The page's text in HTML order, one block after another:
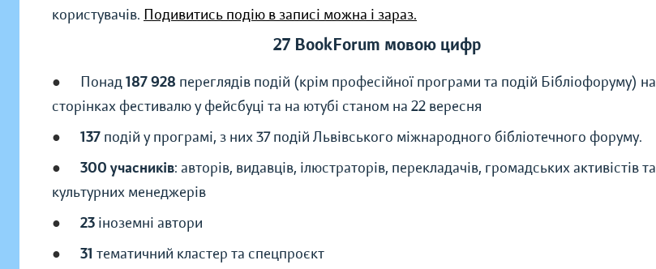
користувачів. Подивитись подію в записі можна і зараз.
27 BookForum мовою цифр
● Понад187 928 переглядів подій (крім професійної програми та подій Бібліофоруму) на
сторінках фестивалю у фейсбуці та на ютубі станом на 22 вересня
● 137 подій у програмі, з них 37 подій Львівського міжнародного бібліотечного форуму.
● 300 учасників: авторів, видавців, ілюстраторів, перекладачів, громадських активістів та
культурних менеджерів
● 23 іноземні автори
● 31 тематичний кластер та спецпроєкт